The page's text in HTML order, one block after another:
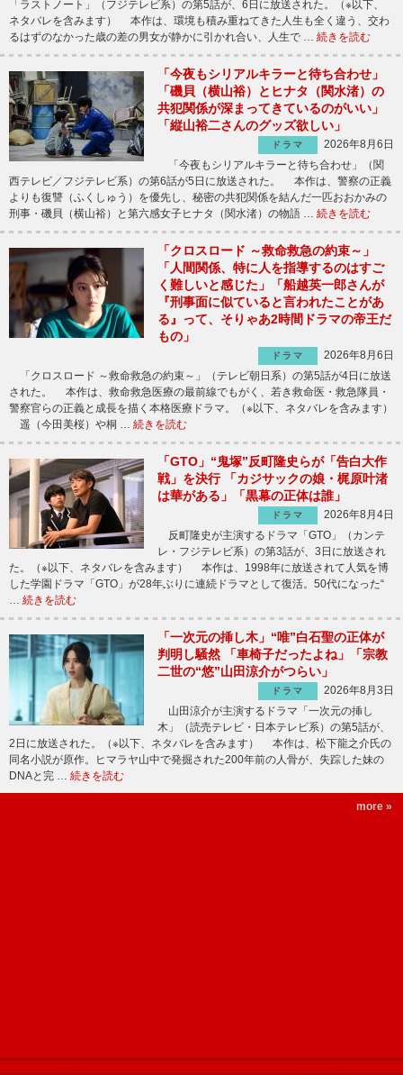
「ラストノート」（フジテレビ系）の第5話が、6日に放送された。（※以下、
ネタバレを含みます） 本作は、環境も積み重ねてきた人生も全く違う、交わ
るはずのなかった歳の差の男女が静かに引かれ合い、人生で … 続きを読む
「今夜もシリアルキラーと待ち合わせ」
「磯貝（横山裕）とヒナタ（関水渚）の
共犯関係が深まってきているのがいい」
「縦山裕二さんのグッズ欲しい」
ドラマ
2026年8月6日
「今夜もシリアルキラーと待ち合わせ」（関
西テレビ／フジテレビ系）の第6話が5日に放送された。 本作は、警察の正義
よりも復讐（ふくしゅう）を優先し、秘密の共犯関係を結んだ一匹おおかみの
刑事・磯貝（横山裕）と第六感女子ヒナタ（関水渚）の物語 … 続きを読む
「クロスロード ～救命救急の約束～」
「人間関係、特に人を指導するのはすご
く難しいと感じた」「船越英一郎さんが
『刑事面に似ていると言われたことがあ
る』って、そりゃあ2時間ドラマの帝王だ
もの」
ドラマ
2026年8月6日
「クロスロード ～救命救急の約束～」（テレビ朝日系）の第5話が4日に放送
された。 本作は、救命救急医療の最前線でもがく、若き救命医・救急隊員・
警察官らの正義と成長を描く本格医療ドラマ。（※以下、ネタバレを含みます）
遥（今田美桜）や桐 … 続きを読む
「GTO」“鬼塚”反町隆史らが「告白大作
戦」を決行 「カジサックの娘・梶原叶渚
は華がある」「黒幕の正体は誰」
ドラマ
2026年8月4日
反町隆史が主演するドラマ「GTO」（カンテ
レ・フジテレビ系）の第3話が、3日に放送され
た。（※以下、ネタバレを含みます） 本作は、1998年に放送されて人気を博
した学園ドラマ「GTO」が28年ぶりに連続ドラマとして復活。50代になった“
… 続きを読む
「一次元の挿し木」“唯”白石聖の正体が
判明し騒然 「車椅子だったよね」「宗教
二世の“悠”山田涼介がつらい」
ドラマ
2026年8月3日
山田涼介が主演するドラマ「一次元の挿し
木」（読売テレビ・日本テレビ系）の第5話が、
2日に放送された。（※以下、ネタバレを含みます） 本作は、松下龍之介氏の
同名小説が原作。ヒマラヤ山中で発掘された200年前の人骨が、失踪した妹の
DNAと完 … 続きを読む
more »